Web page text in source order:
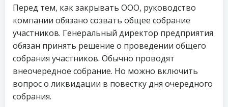
Перед тем, как закрывать ООО, руководство
компании обязано созвать общее собрание
участников. Генеральный директор предприятия
обязан принять решение о проведении общего
собрания участников. Обычно проводят
внеочередное собрание. Но можно включить
вопрос о ликвидации в повестку дня очередного
собрания.